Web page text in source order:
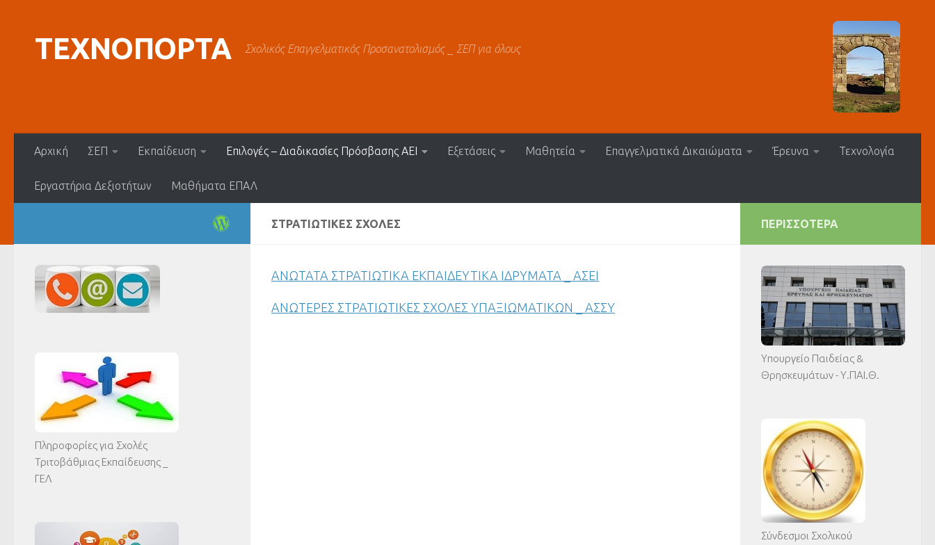
ΤΕΧΝΟΠΟΡΤΑ Σχολικός Επαγγελματικός Προσανατολισμός _ ΣΕΠ για όλους
Αρχική ΣΕΠ Εκπαίδευση Επιλογές – Διαδικασίες Πρόσβασης ΑΕΙ Εξετάσεις Μαθητεία Επαγγελματικά Δικαιώματα Έρευνα Τεχνολογία
Εργαστήρια Δεξιοτήτων Μαθήματα ΕΠΑΛ
ΣΤΡΑΤΙΩΤΙΚΈΣ ΣΧΟΛΈΣ
ΑΝΩΤΑΤΑ ΣΤΡΑΤΙΩΤΙΚΑ ΕΚΠΑΙΔΕΥΤΙΚΑ ΙΔΡΥΜΑΤΑ _ ΑΣΕΙ
ΑΝΩΤΕΡΕΣ ΣΤΡΑΤΙΩΤΙΚΕΣ ΣΧΟΛΕΣ ΥΠΑΞΙΩΜΑΤΙΚΩΝ _ ΑΣΣΥ
Πληροφορίες για Σχολές
Τριτοβάθμιας Εκπαίδευσης _
ΓΕΛ
ΠΕΡΙΣΣΌΤΕΡΑ
Υπουργείο Παιδείας &
Θρησκευμάτων - Υ.ΠΑΙ.Θ.
Σύνδεσμοι Σχολικού